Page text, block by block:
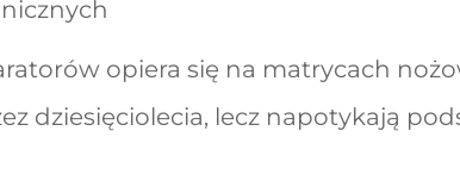
opiera się na matrycach
dziesięciolecia, lecz napotykają